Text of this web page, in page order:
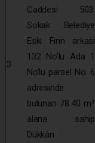
3
Caddesi 503.
Sokak Belediye
Eski Fırın arkası
132 No’lu Ada 1
No’lu parsel No: 6
adresinde
bulunan 78.40 m²
alana sahip
Dükkân